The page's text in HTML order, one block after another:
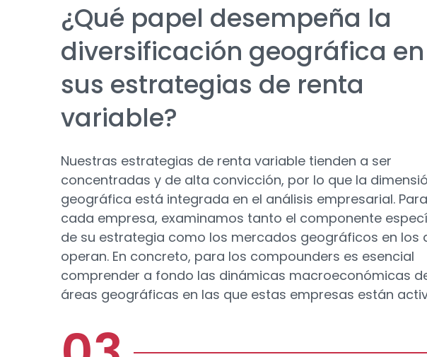
¿Qué papel desempeña la
diversificación geográfica en
sus estrategias de renta
variable?
Nuestras estrategias de renta variable tienden a ser
concentradas y de alta convicción, por lo que la
geográfica está integrada en el análisis empresarial. Para
cada empresa, examinamos tanto el componente
de su estrategia como los mercados geográficos en los
operan. En concreto, para los compounders es esencial
comprender a fondo las dinámicas macroeconómicas
áreas geográficas en las que estas empresas están